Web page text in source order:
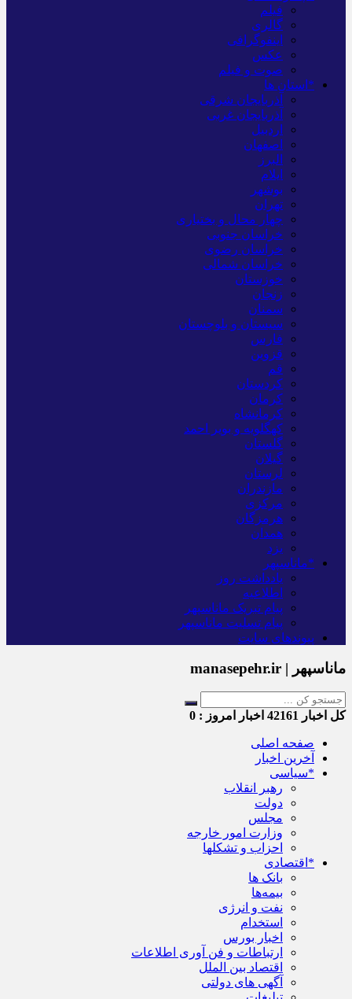
فیلم
گالری
اینفوگرافی
عکس
صوت و فیلم
*استان ها
آذربایجان شرقی
آذربایجان غربی
اردبیل
اصفهان
البرز
ایلام
بوشهر
تهران
چهار محال و بختیاری
خراسان جنوبی
خراسان رضوی
خراسان شمالی
خوزستان
زنجان
سمنان
سیستان و بلوچستان
فارس
قزوین
قم
کردستان
کرمان
کرمانشاه
کهگلویه و بویر احمد
گلستان
گیلان
لرستان
مازندران
مرکزی
هرمزگان
همدان
یزد
*ماناسپهر
یادداشت روز
اطلاعیه
پیام تبریک ماناسپهر
پیام تسلیت ماناسپهر
پیوندهای سایت
ماناسپهر | manasepehr.ir
کل اخبار اخبار امروز : 0
صفحه اصلی
آخرین اخبار
*سیاسی
رهبر انقلاب
دولت
مجلس
وزارت امور خارجه
احزاب و تشکلها
*اقتصادی
بانک ها
بیمه‌ها
نفت و انرژی
استخدام
اخبار بورس
ارتباطات و فن آوری اطلاعات
اقتصاد بین الملل
آگهی های دولتی